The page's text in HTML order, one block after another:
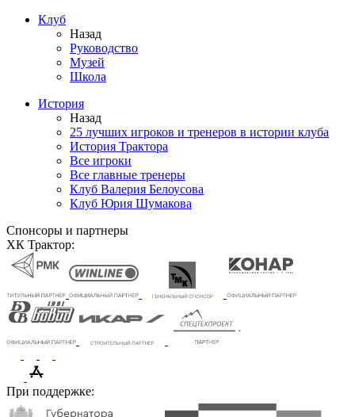
Клуб
Назад
Руководство
Музей
Школа
История
Назад
25 лучших игроков и тренеров в истории клуба
История Трактора
Все игроки
Все главные тренеры
Клуб Валерия Белоусова
Клуб Юрия Шумакова
Спонсоры и партнеры
ХК Трактор:
При поддержке: